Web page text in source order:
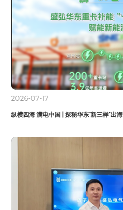
2026-07-17
纵横四海 满电中国 | 探秘华东“